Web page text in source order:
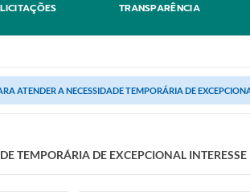
LICITAÇÕES TRANSPARÊNCIA
ATENDER A NECESSIDADE TEMPORÁRIA DE
TEMPORÁRIA DE EXCEPCIONAL INTERESSE